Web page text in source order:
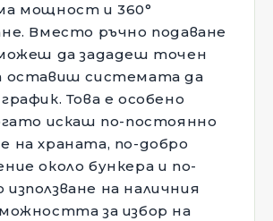
мощност и 360°
Вместо ръчно подаване
да зададеш точен
оставиш системата да
Това е особено
искаш по-постоянно
на храната, по-добро
около бункера и по-
на наличния
за избор на